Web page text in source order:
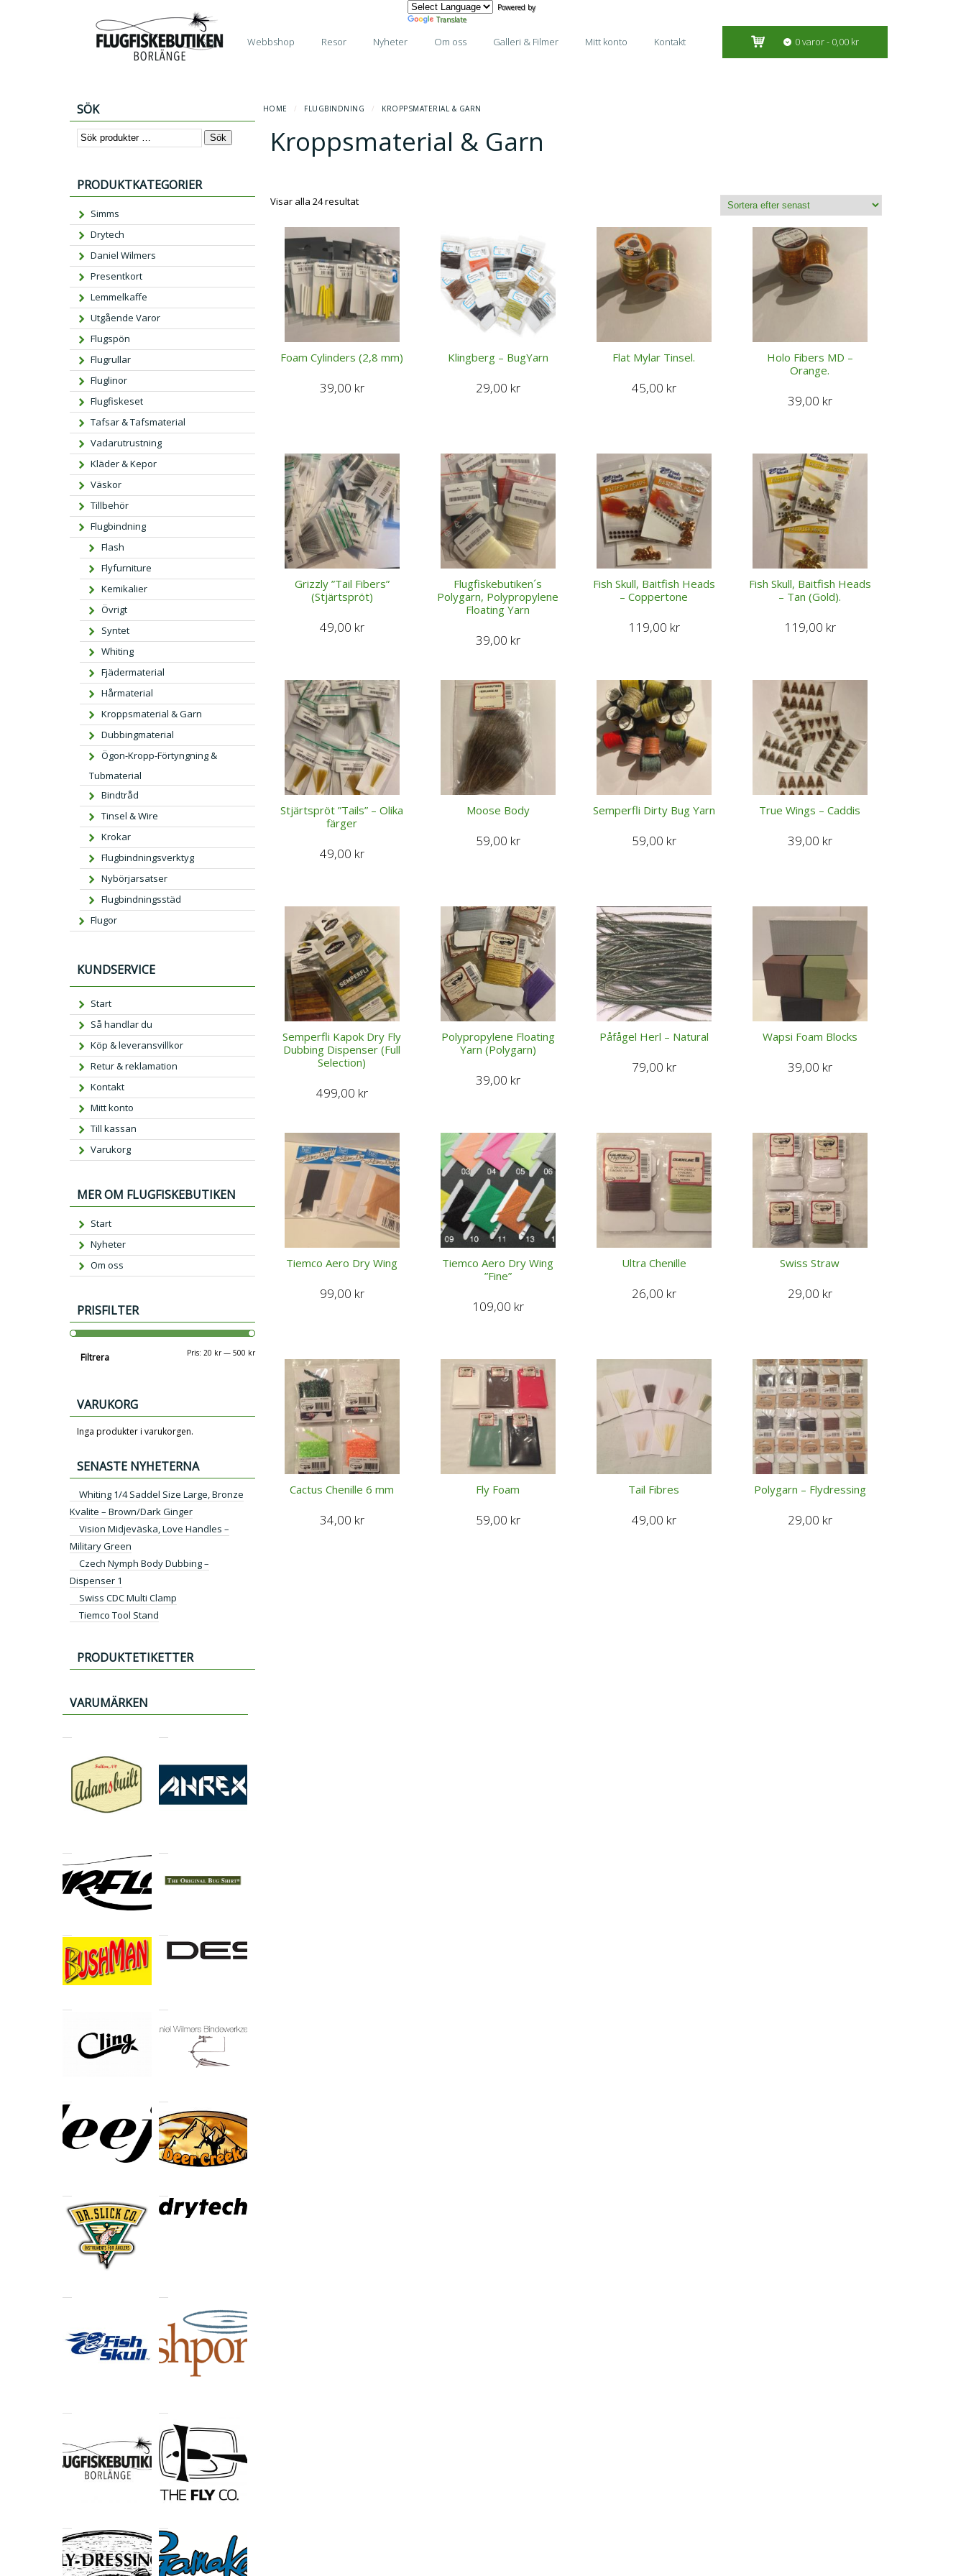
Powered by
Translate
Start Webbshop Resor Nyheter Om oss Galleri & Filmer Mitt konto Kontakt 0 varor 0,00 kr
HOME / FLUGBINDNING / KROPPSMATERIAL & GARN
Kroppsmaterial & Garn
Visar alla 24 resultatSortera
senaste
Foam Cylinders (2,8 mm)
39,00 kr
Klingberg – BugYarn
29,00 kr
Flat Mylar Tinsel.
45,00 kr
Holo Fibers MD –
Orange.
39,00 kr
Grizzly ”Tail Fibers”
(Stjärtspröt)
49,00 kr
Flugfiskebutiken´s
Polygarn, Polypropylene
Floating Yarn
39,00 kr
Fish Skull, Baitfish Heads
– Coppertone
119,00 kr
Fish Skull, Baitfish Heads
– Tan (Gold).
119,00 kr
Stjärtspröt ”Tails” – Olika
färger
49,00 kr
Moose Body
59,00 kr
Semperfli Dirty Bug Yarn
59,00 kr
True Wings – Caddis
39,00 kr
Semperfli Kapok Dry Fly
Dubbing Dispenser (Full
Selection)
499,00 kr
Polypropylene Floating
Yarn (Polygarn)
39,00 kr
Påfågel Herl – Natural
79,00 kr
Wapsi Foam Blocks
39,00 kr
Tiemco Aero Dry Wing
99,00 kr
Tiemco Aero Dry Wing
”Fine”
109,00 kr
Ultra Chenille
26,00 kr
Swiss Straw
29,00 kr
Cactus Chenille 6 mm
34,00 kr
Fly Foam
59,00 kr
Tail Fibres
49,00 kr
Polygarn – Flydressing
29,00 kr
SÖK
Sök
PRODUKTKATEGORIER
Simms
Drytech
Daniel Wilmers
Presentkort
Lemmelkaffe
Utgående Varor
Flugspön
Flugrullar
Fluglinor
Flugfiskeset
Tafsar & Tafsmaterial
Vadarutrustning
Kläder & Kepor
Väskor
Tillbehör
Flugbindning
Flash
Flyfurniture
Kemikalier
Övrigt
Syntet
Whiting
Fjädermaterial
Hårmaterial
Kroppsmaterial & Garn
Dubbingmaterial
Ögon-Kropp-Förtyngning &
Tubmaterial
Bindtråd
Tinsel & Wire
Krokar
Flugbindningsverktyg
Nybörjarsatser
Flugbindningsstäd
Flugor
KUNDSERVICE
Start
Så handlar du
Köp & leveransvillkor
Retur & reklamation
Kontakt
Mitt konto
Till kassan
Varukorg
MER OM FLUGFISKEBUTIKEN
Start
Nyheter
Om oss
PRISFILTER
Min
Max
Filtrera Pris: 20 kr— 500 kr
VARUKORG
Inga produkter i varukorgen.
SENASTE NYHETERNA
Whiting 1/4 Saddel Size Large, Bronze
Kvalite – Brown/Dark Ginger
Vision Midjeväska, Love Handles –
Military Green
Czech Nymph Body Dubbing –
Dispenser 1
Swiss CDC Multi Clamp
Tiemco Tool Stand
PRODUKTETIKETTER
VARUMÄRKEN